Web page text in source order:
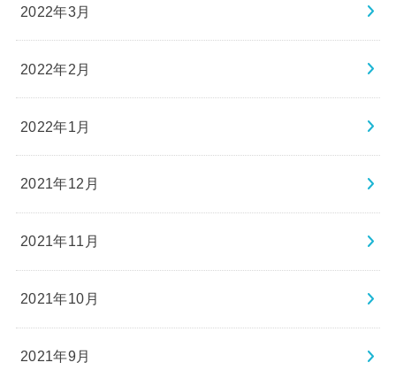
2022年3月
2022年2月
2022年1月
2021年12月
2021年11月
2021年10月
2021年9月